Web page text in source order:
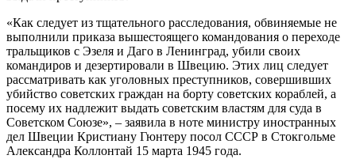
«Как следует из тщательного расследования, обвиняемые не
выполнили приказа вышестоящего командования о переходе
тральщиков с Эзеля и Даго в Ленинград, убили своих
командиров и дезертировали в Швецию. Этих лиц следует
рассматривать как уголовных преступников, совершивших
убийство советских граждан на борту советских кораблей, а
посему их надлежит выдать советским властям для суда в
Советском Союзе», – заявила в ноте министру иностранных
дел Швеции Кристиану Гюнтеру посол СССР в Стокгольме
Александра Коллонтай 15 марта 1945 года.